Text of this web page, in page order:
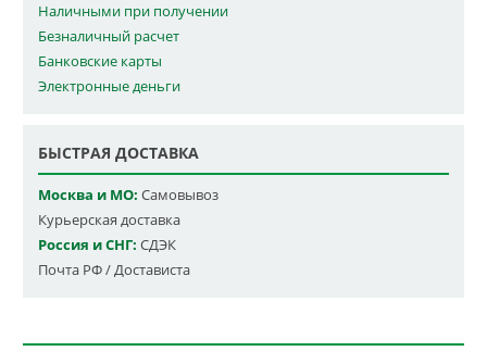
Наличными при получении
Безналичный расчет
Банковские карты
Электронные деньги
БЫСТРАЯ ДОСТАВКА
Москва и МО: Самовывоз
Курьерская доставка
Россия и СНГ: СДЭК
Почта РФ / Достависта